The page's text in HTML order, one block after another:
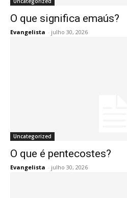
O que significa emaús?
Evangelista - julho 30, 2026
Uncategorized
O que é pentecostes?
Evangelista - julho 30, 2026